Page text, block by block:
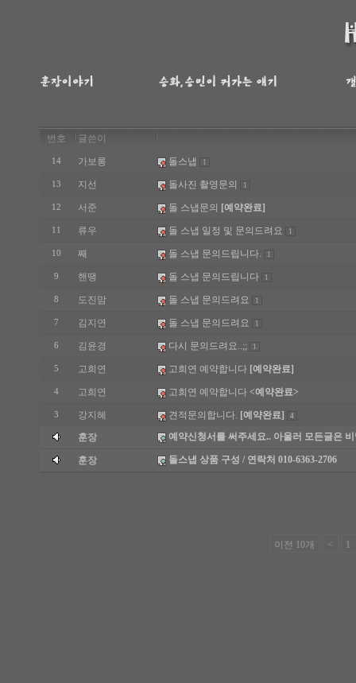
번호 글쓴이
14 가보롱 돌스냅 1
13 지선 돌사진 촬영문의 1
12 서준 돌 스냅문의 [예약완료]
11 류우 돌 스냅 일정 및 문의드려요 1
10 째 돌 스냅 문의드립니다. 1
9 핸땡 돌 스냅 문의드립니다 1
8 도진맘 돌 스냅 문의드려요 1
7 김지연 돌 스냅 문의드려요 1
6 김윤경 다시 문의드려요..;; 1
5 고희연 고희연 예약합니다 [예약완료]
4 고희연 고희연 예약합니다 <예약완료>
3 강지혜 견적문의합니다. [예약완료] 4
훈장 예약신청서를 써주세요.. 아울러 모든글은
훈장 돌스냅 상품 구성 / 연락처 010-6363-2706
이전 10개 < 1